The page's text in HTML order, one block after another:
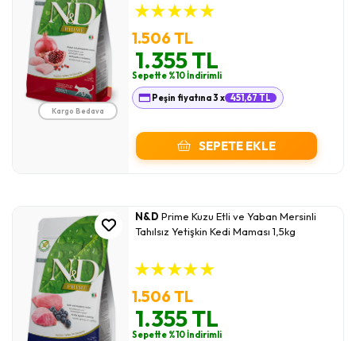
Kargo Bedava
★★★★★
1.506 TL
1.355 TL
Sepette %10 İndirimli
Peşin fiyatına 3 x 451,67 TL
SEPETE EKLE
N&D Prime Kuzu Etli ve Yaban Mersinli
Tahılsız Yetişkin Kedi Maması 1,5kg
★★★★★
1.506 TL
1.355 TL
Sepette %10 İndirimli